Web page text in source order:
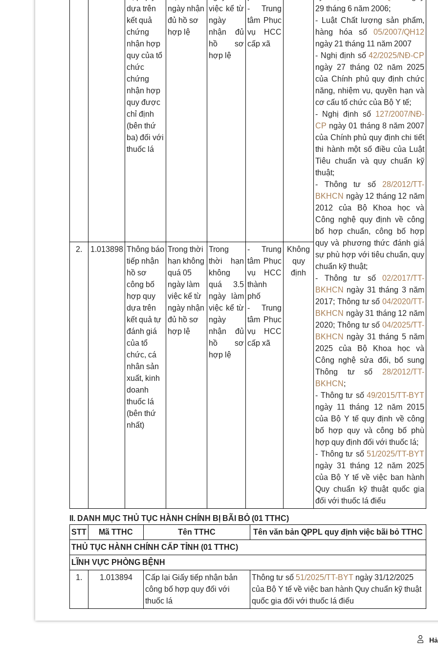
dựa trên
kết quả
chứng
nhận hợp
quy của tổ
chức
chứng
nhận hợp
quy được
chỉ định
(bên thứ
ba) đối với
thuốc lá
ngày nhận
đủ hồ sơ
hợp lệ
việc kể từ
ngày
nhận đủ
hồ sơ
hợp lệ
- Trung
tâm Phục
vụ HCC
cấp xã
29 tháng 6 năm 2006;
- Luật Chất lượng sản phẩm,
hàng hóa số 05/2007/QH12
ngày 21 tháng 11 năm 2007
- Nghị định số 42/2025/NĐ-CP
ngày 27 tháng 02 năm 2025
của Chính phủ quy định chức
năng, nhiệm vụ, quyền hạn và
cơ cấu tổ chức của Bộ Y tế;
- Nghị định số 127/2007/NĐ-
CP ngày 01 tháng 8 năm 2007
của Chính phủ quy định chi tiết
thi hành một số điều của Luật
Tiêu chuẩn và quy chuẩn kỹ
thuật;
- Thông tư số 28/2012/TT-
BKHCN ngày 12 tháng 12 năm
2012 của Bộ Khoa học và
Công nghệ quy định về công
bố hợp chuẩn, công bố hợp
quy và phương thức đánh giá
sự phù hợp với tiêu chuẩn, quy
chuẩn kỹ thuật;
- Thông tư số 02/2017/TT-
BKHCN ngày 31 tháng 3 năm
2017; Thông tư số 04/2020/TT-
BKHCN ngày 31 tháng 12 năm
2020; Thông tư số 04/2025/TT-
BKHCN ngày 31 tháng 5 năm
2025 của Bộ Khoa học và
Công nghệ sửa đổi, bổ sung
Thông tư số 28/2012/TT-
BKHCN ;
- Thông tư số 49/2015/TT-BYT
ngày 11 tháng 12 năm 2015
của Bộ Y tế quy định về công
bố hợp quy và công bố phù
hợp quy định đối với thuốc lá;
- Thông tư số 51/2025/TT-BYT
ngày 31 tháng 12 năm 2025
của Bộ Y tế về việc ban hành
Quy chuẩn kỹ thuật quốc gia
đối với thuốc lá điếu
2. 1.013898 Thông báo
tiếp nhận
hồ sơ
công bố
hợp quy
dựa trên
kết quả tự
đánh giá
của tổ
chức, cá
nhân sản
xuất, kinh
doanh
thuốc lá
(bên thứ
nhất)
Trong thời
hạn không
quá 05
ngày làm
việc kể từ
ngày nhận
đủ hồ sơ
hợp lệ
Trong
thời hạn
không
quá 3.5
ngày làm
việc kể từ
ngày
nhận đủ
hồ sơ
hợp lệ
- Trung
tâm Phục
vụ HCC
thành
phố
- Trung
tâm Phục
vụ HCC
cấp xã
Không
quy
định
II. DANH MỤC THỦ TỤC HÀNH CHÍNH BỊ BÃI BỎ (01 TTHC)
STT
Mã TTHC Tên TTHC
Tên văn bản QPPL quy định việc bãi bỏ TTHC
THỦ TỤC HÀNH CHÍNH CẤP TỈNH (01 TTHC)
LĨNH VỰC PHÒNG BỆNH
1.
1.013894
Cấp lại Giấy tiếp nhận bản
công bố hợp quy đối với
thuốc lá
Thông tư số 51/2025/TT-BYT ngày 31/12/2025
của Bộ Y tế về việc ban hành Quy chuẩn kỹ thuật
quốc gia đối với thuốc lá điếu